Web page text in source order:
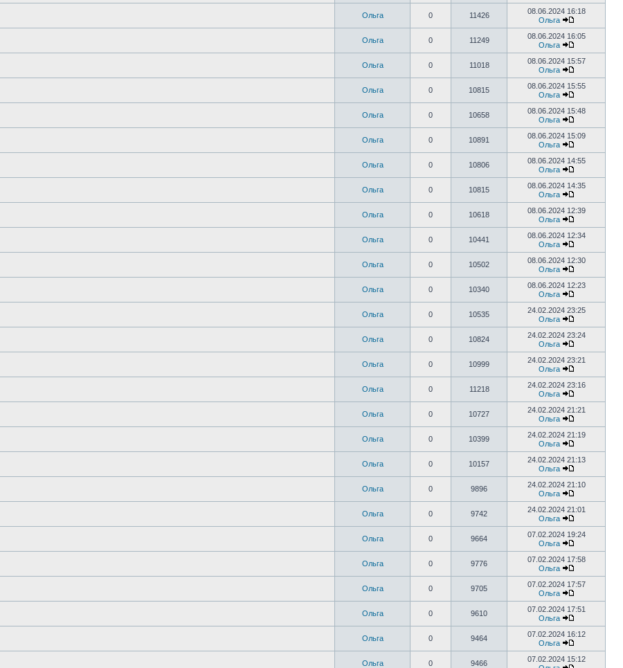
Ольга 0 11426
08.06.2024 16:18
Ольга
Ольга 0 11249
08.06.2024 16:05
Ольга
Ольга 0 11018
08.06.2024 15:57
Ольга
Ольга 0 10815
08.06.2024 15:55
Ольга
Ольга 0 10658
08.06.2024 15:48
Ольга
Ольга 0 10891
08.06.2024 15:09
Ольга
Ольга 0 10806
08.06.2024 14:55
Ольга
Ольга 0 10815
08.06.2024 14:35
Ольга
Ольга 0 10618
08.06.2024 12:39
Ольга
Ольга 0 10441
08.06.2024 12:34
Ольга
Ольга 0 10502
08.06.2024 12:30
Ольга
Ольга 0 10340
08.06.2024 12:23
Ольга
Ольга 0 10535
24.02.2024 23:25
Ольга
Ольга 0 10824
24.02.2024 23:24
Ольга
Ольга 0 10999
24.02.2024 23:21
Ольга
Ольга 0 11218
24.02.2024 23:16
Ольга
Ольга 0 10727
24.02.2024 21:21
Ольга
Ольга 0 10399
24.02.2024 21:19
Ольга
Ольга 0 10157
24.02.2024 21:13
Ольга
Ольга 0 9896
24.02.2024 21:10
Ольга
Ольга 0 9742
24.02.2024 21:01
Ольга
Ольга 0 9664
07.02.2024 19:24
Ольга
Ольга 0 9776
07.02.2024 17:58
Ольга
Ольга 0 9705
07.02.2024 17:57
Ольга
Ольга 0 9610
07.02.2024 17:51
Ольга
Ольга 0 9464
07.02.2024 16:12
Ольга
Ольга 0 9466
07.02.2024 15:12